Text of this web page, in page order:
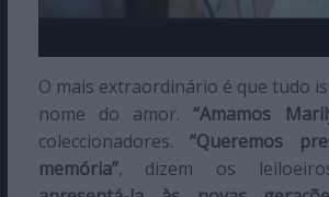
O mais extraordinário é que tudo
nome do amor.“Amamos
coleccionadores. “Queremos
memória”, dizem os